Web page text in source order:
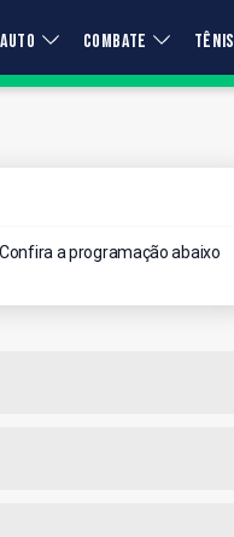
AUTO COMBATE TÊNIS
a programação abaixo